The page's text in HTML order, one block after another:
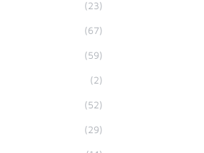
(23)
(67)
(59)
(2)
(52)
(29)